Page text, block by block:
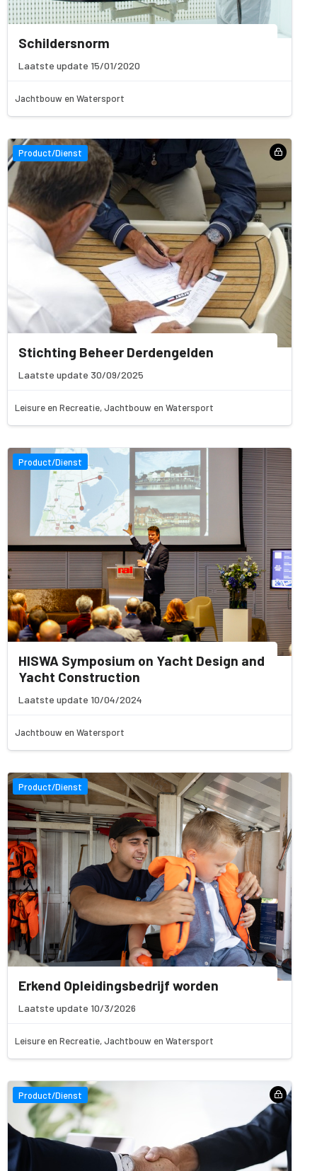
Schildersnorm
Laatste update 15/01/2020
Jachtbouw en Watersport
Product/Dienst
Stichting Beheer Derdengelden
Laatste update 30/09/2025
Leisure en Recreatie, Jachtbouw en Watersport
Product/Dienst
HISWA Symposium on Yacht Design and
Yacht Construction
Laatste update 10/04/2024
Jachtbouw en Watersport
Product/Dienst
Erkend Opleidingsbedrijf worden
Laatste update 10/3/2026
Leisure en Recreatie, Jachtbouw en Watersport
Product/Dienst